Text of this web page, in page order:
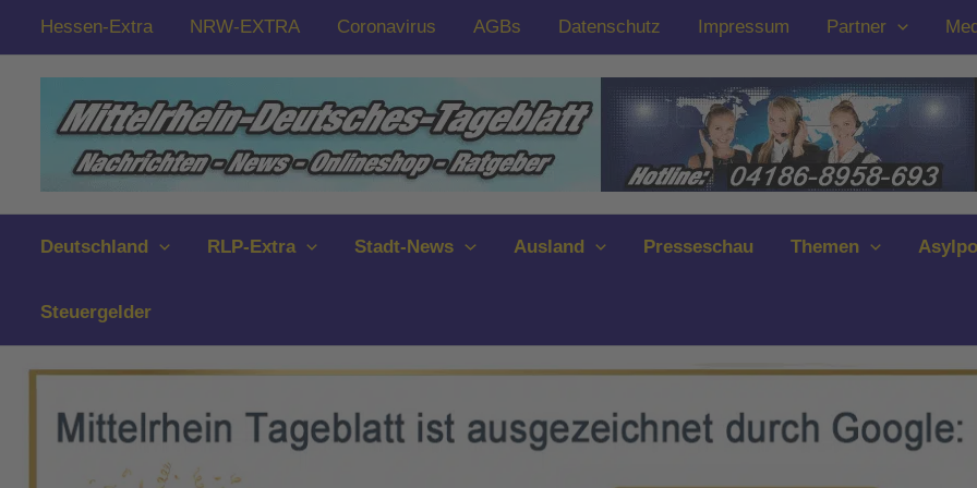
Zum
springen
Hessen-Extra NRW-EXTRA Coronavirus AGBs Datenschutz Impressum Partner
Deutschland RLP-Extra Stadt-News Ausland Presseschau Themen
Steuergelder